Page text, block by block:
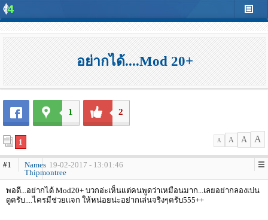
อย่ากได้....Mod 20+
1 2
1 A A A A
#1
Names
Thipmontree
19-02-2017 - 13:01:46
พอดี...อย่ากได้ Mod20+ บวกอ่ะเห็นเเต่คนพูดว่าเหมือนมาก...เลยอย่ากลองเบ่น
ดูครับ....ไครมีช่วยเเจก ให้หน่อยน่ะอย่ากเล่นจริงๆครับ555++